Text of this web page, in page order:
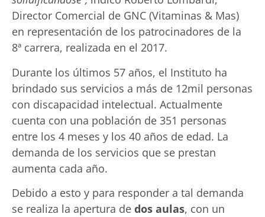
Director Comercial de GNC (Vitaminas & Mas)
en representación de los patrocinadores de la
8ª carrera, realizada en el 2017.
Durante los últimos 57 años, el Instituto ha
brindado sus servicios a más de 12mil personas
con discapacidad intelectual. Actualmente
cuenta con una población de 351 personas
entre los 4 meses y los 40 años de edad. La
demanda de los servicios que se prestan
aumenta cada año.
Debido a esto y para responder a tal demanda
se realiza la apertura de dos aulas, con un